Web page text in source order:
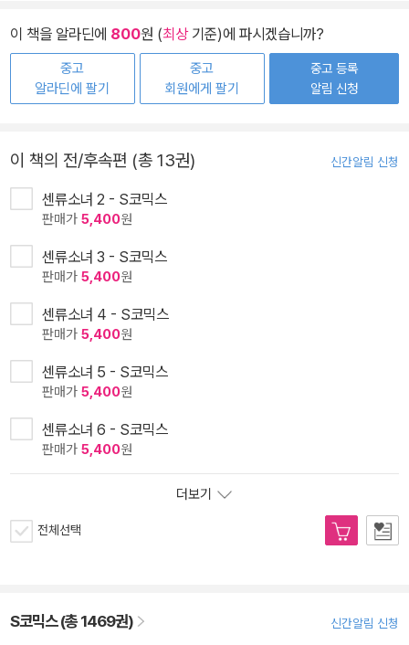
이 책을 알라딘에 800원 (최상기준)에 파시겠습니까?
중고
알라딘에 팔기
중고
회원에게 팔기
중고 등록
알림 신청
이 책의 전/후속편 (총 13권) 신간알림 신청
센류소녀 2 - S코믹스
판매가 5,400원
센류소녀 3 - S코믹스
판매가 5,400원
센류소녀 4 - S코믹스
판매가 5,400원
센류소녀 5 - S코믹스
판매가 5,400원
센류소녀 6 - S코믹스
판매가 5,400원
더보기
전체선택
S코믹스 (총 1469권) 신간알림 신청